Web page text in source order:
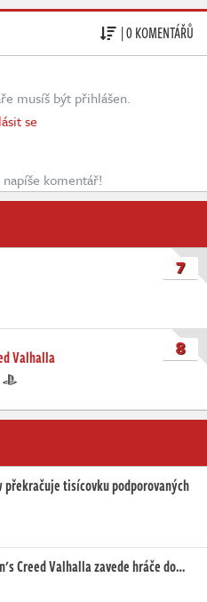
| 0 KOMENTÁŘŮ
musíš být přihlášen.
se
komentář!
7
Valhalla 8
překračuje tisícovku podporovaných
Creed Valhalla zavede hráče do…